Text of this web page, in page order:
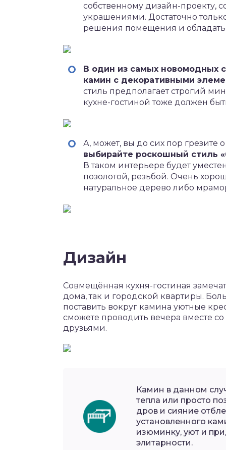
собственному дизайн-
украшениями. Достаточно
решения помещения и
В один из самых новомодных
камин с декоративными
стиль предполагает строгий
кухне-гостиной тоже должен
А, может, вы до сих пор
выбирайте роскошный стиль
В таком интерьере будет
позолотой, резьбой. Очень
натуральное дерево либо
Дизайн
Совмещённая кухня-гостиная
дома, так и городской квартиры.
поставить вокруг камина уютные
сможете проводить вечера вместе
друзьями.
Камин в данном
тепла или просто
дров и сияние
установленного
изюминку, уют и
элитарности.